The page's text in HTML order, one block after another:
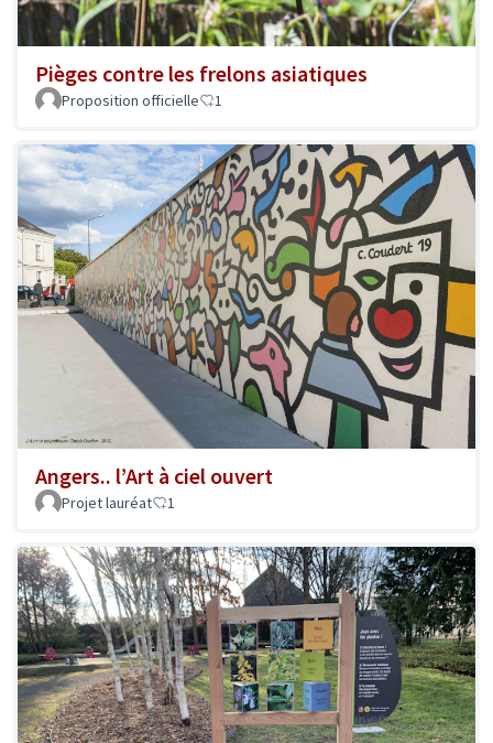
Pièges contre les frelons asiatiques
Proposition officielle 1
Angers.. l’Art à ciel ouvert
Projet lauréat 1